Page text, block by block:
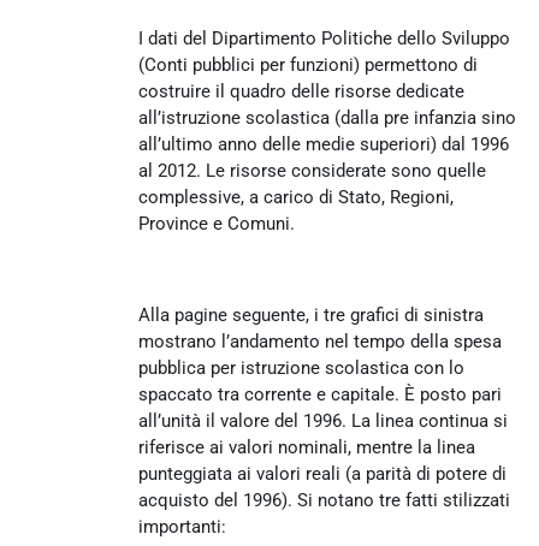
I dati del Dipartimento Politiche dello Sviluppo
(Conti pubblici per funzioni) permettono di
costruire il quadro delle risorse dedicate
all’istruzione scolastica (dalla pre infanzia sino
all’ultimo anno delle medie superiori) dal 1996
al 2012. Le risorse considerate sono quelle
complessive, a carico di Stato, Regioni,
Province e Comuni.
Alla pagine seguente, i tre grafici di sinistra
mostrano l’andamento nel tempo della spesa
pubblica per istruzione scolastica con lo
spaccato tra corrente e capitale. È posto pari
all’unità il valore del 1996. La linea continua si
riferisce ai valori nominali, mentre la linea
punteggiata ai valori reali (a parità di potere di
acquisto del 1996). Si notano tre fatti stilizzati
importanti: